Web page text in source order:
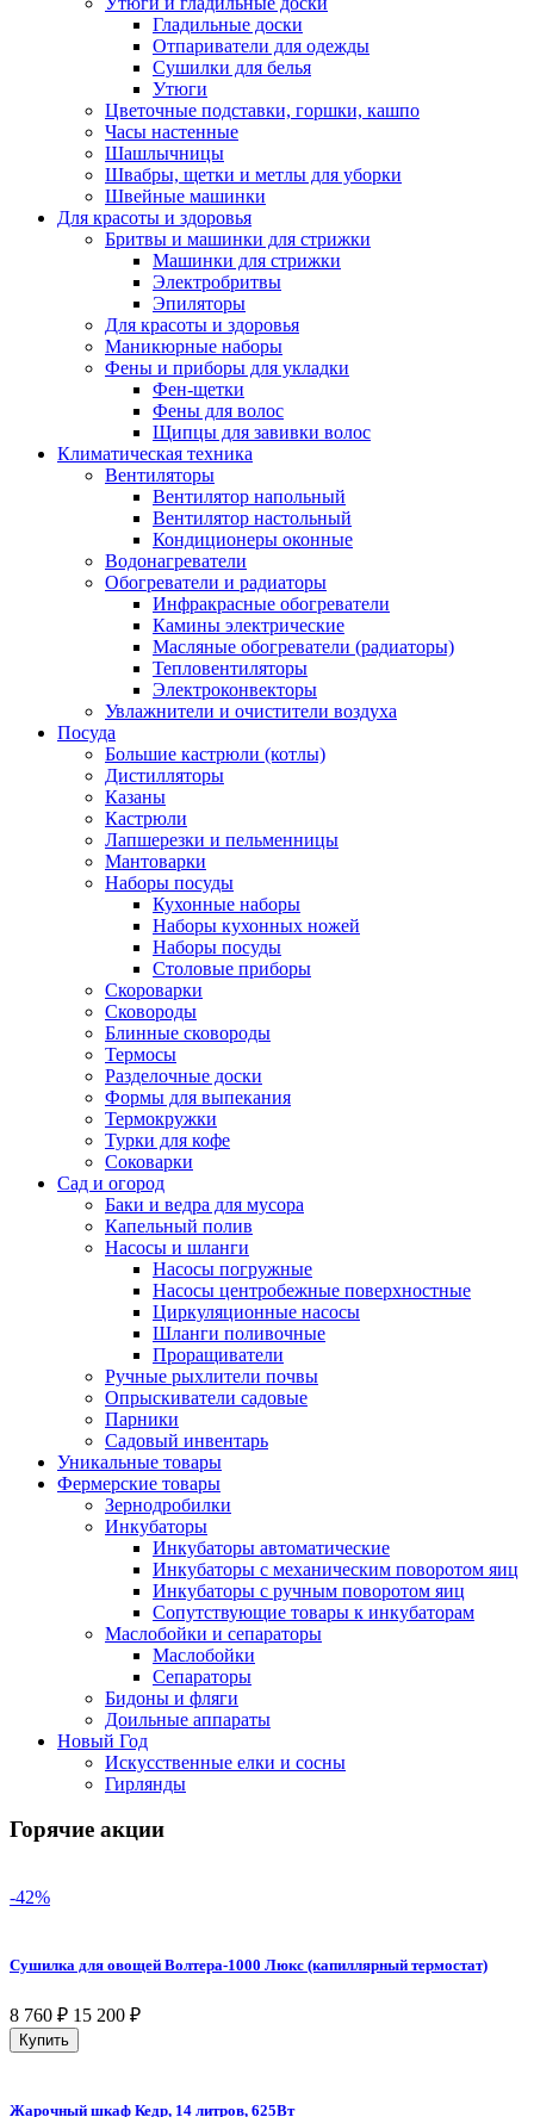
Гладильные доски
Отпариватели для одежды
Сушилки для белья
Утюги
Цветочные подставки, горшки, кашпо
Часы настенные
Шашлычницы
Швабры, щетки и метлы для уборки
Швейные машинки
Для красоты и здоровья
Бритвы и машинки для стрижки
Машинки для стрижки
Электробритвы
Эпиляторы
Для красоты и здоровья
Маникюрные наборы
Фены и приборы для укладки
Фен-щетки
Фены для волос
Щипцы для завивки волос
Климатическая техника
Вентиляторы
Вентилятор напольный
Вентилятор настольный
Кондиционеры оконные
Водонагреватели
Обогреватели и радиаторы
Инфракрасные обогреватели
Камины электрические
Масляные обогреватели (радиаторы)
Тепловентиляторы
Электроконвекторы
Увлажнители и очистители воздуха
Посуда
Большие кастрюли (котлы)
Дистилляторы
Казаны
Кастрюли
Лапшерезки и пельменницы
Мантоварки
Наборы посуды
Кухонные наборы
Наборы кухонных ножей
Наборы посуды
Столовые приборы
Скороварки
Сковороды
Блинные сковороды
Термосы
Разделочные доски
Формы для выпекания
Термокружки
Турки для кофе
Соковарки
Сад и огород
Баки и ведра для мусора
Капельный полив
Насосы и шланги
Насосы погружные
Насосы центробежные поверхностные
Циркуляционные насосы
Шланги поливочные
Проращиватели
Ручные рыхлители почвы
Опрыскиватели садовые
Парники
Садовый инвентарь
Уникальные товары
Фермерские товары
Зернодробилки
Инкубаторы
Инкубаторы автоматические
Инкубаторы с механическим поворотом яиц
Инкубаторы с ручным поворотом яиц
Сопутствующие товары к инкубаторам
Маслобойки и сепараторы
Маслобойки
Сепараторы
Бидоны и фляги
Доильные аппараты
Новый Год
Искусственные елки и сосны
Гирлянды
Горячие акции
-42%
Сушилка для овощей Волтера-1000 Люкс (капиллярный термостат)
8 760 ₽ 15 200 ₽
Купить
Жарочный шкаф Кедр, 14 литров, 625Вт